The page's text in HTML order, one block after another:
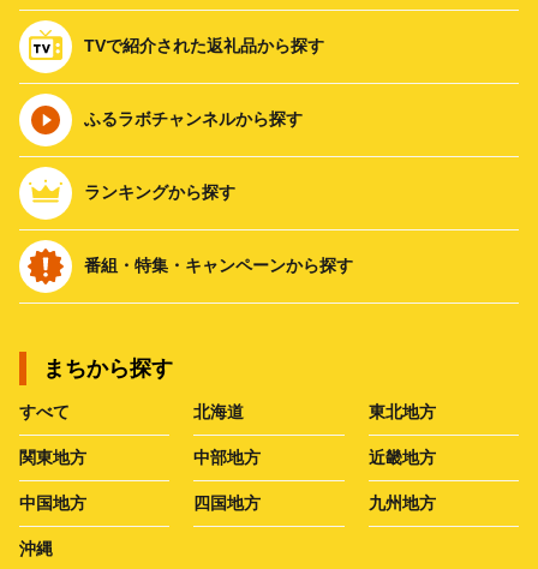
TVで紹介された返礼品から探す
ふるラボチャンネルから探す
ランキングから探す
番組・特集・キャンペーンから探す
まちから探す
すべて 北海道 東北地方
関東地方 中部地方 近畿地方
中国地方 四国地方 九州地方
沖縄